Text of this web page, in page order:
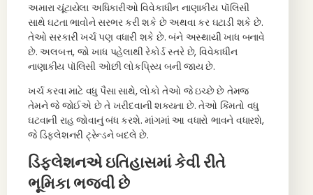
અમારા ચૂંટાયેલા અધિકારીઓ વિવેકાધીન નાણાકીય પૉલિસી
સાથે ઘટતા ભાવોને સરભર કરી શકે છે અથવા કર ઘટાડી શકે છે.
તેઓ સરકારી ખર્ચ પણ વધારી શકે છે. બંને અસ્થાયી ખાધ બનાવે
છે. અલબત્ત, જો ખાધ પહેલાથી રેકોર્ડ સ્તરે છે, વિવેકાધીન
નાણાકીય પૉલિસી ઓછી લોકપ્રિય બની જાય છે.
ખર્ચ કરવા માટે વધુ પૈસા સાથે, લોકો તેઓ જે ઇચ્છે છે તેમજ
તેમને જે જોઈએ છે તે ખરીદવાની શક્યતા છે. તેઓ કિંમતો વધુ
ઘટવાની રાહ જોવાનું બંધ કરશે. માંગમાં આ વધારો ભાવને વધારશે,
જે ડિફ્લેશનરી ટ્રેન્ડને બદલે છે.
ડિફ્લેશનએ ઇતિહાસમાં કેવી રીતે
ભૂમિકા ભજવી છે